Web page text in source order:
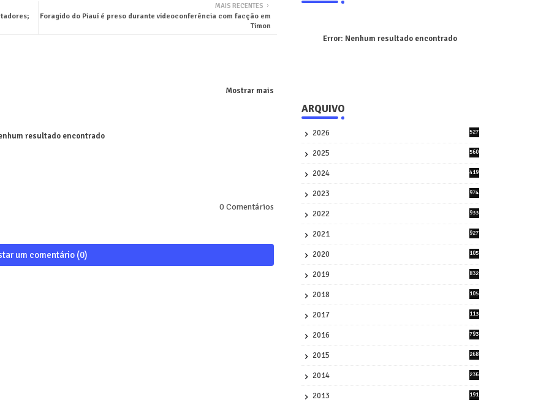
MAIS RECENTES
Foragido do Piauí é preso durante videoconferência com facção em
Timon
Mostrar mais
resultado encontrado
0 Comentários
um comentário (0)
Error: Nenhum resultado encontrado
ARQUIVO
2026
527
2025
560
2024
419
2023
974
2022
933
2021
927
2020
105
2019
832
2018
105
2017
113
2016
793
2015
268
2014
236
2013
191